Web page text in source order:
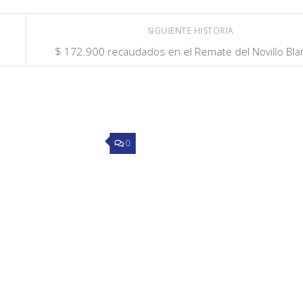
SIGUIENTE HISTORIA
$ 172.900 recaudados en el Remate del Novillo
0